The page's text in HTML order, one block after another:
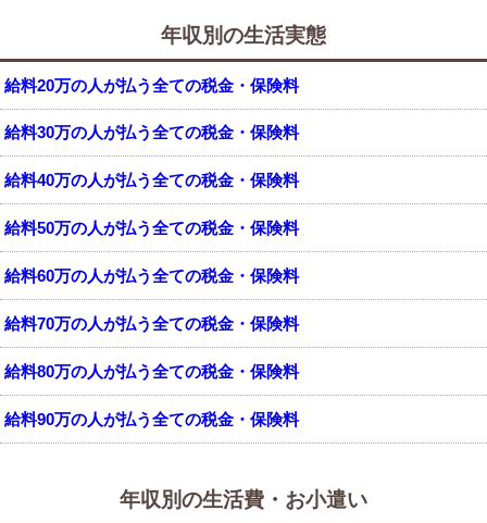
年収別の生活実態
給料20万の人が払う全ての税金・保険料
給料30万の人が払う全ての税金・保険料
給料40万の人が払う全ての税金・保険料
給料50万の人が払う全ての税金・保険料
給料60万の人が払う全ての税金・保険料
給料70万の人が払う全ての税金・保険料
給料80万の人が払う全ての税金・保険料
給料90万の人が払う全ての税金・保険料
年収別の生活費・お小遣い